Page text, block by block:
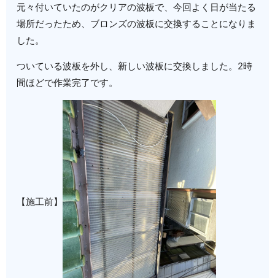
元々付いていたのがクリアの波板で、今回よく日が当たる
場所だったため、ブロンズの波板に交換することになりま
した。
ついている波板を外し、新しい波板に交換しました。2時
間ほどで作業完了です。
【施工前】